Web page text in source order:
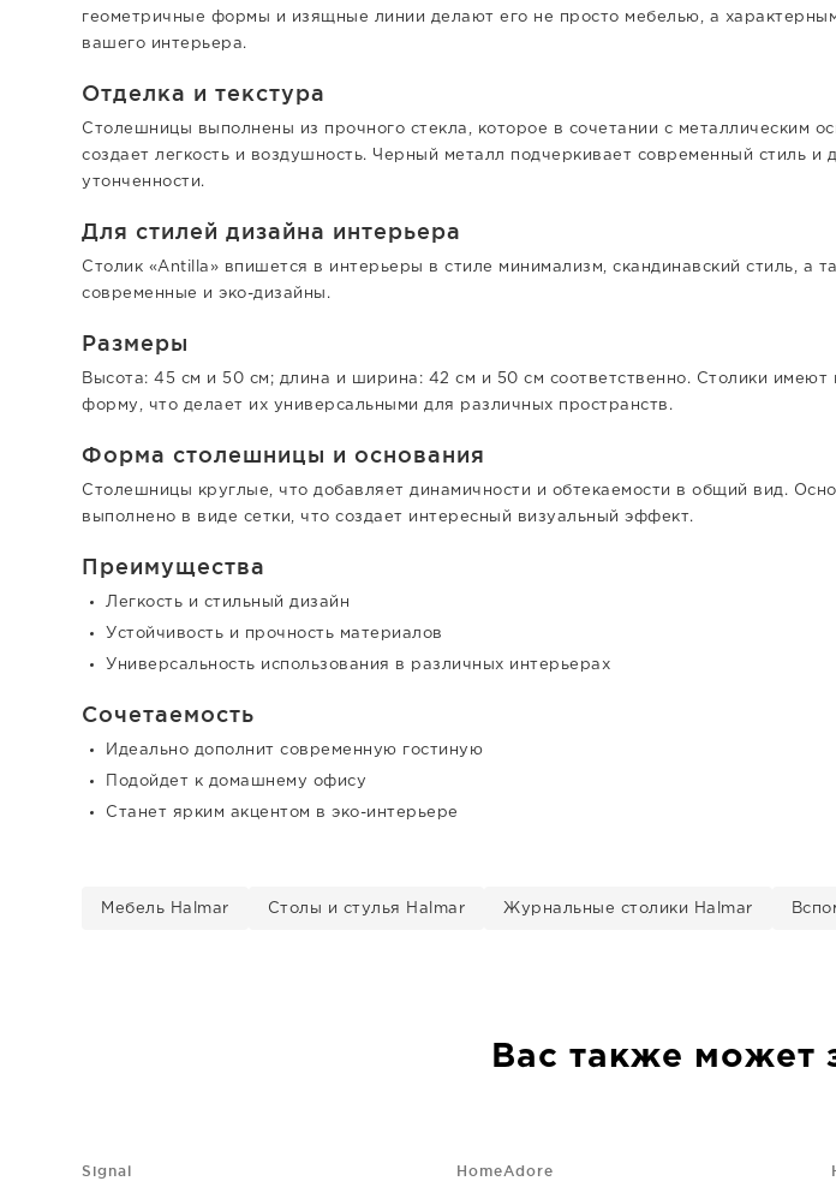
геометричные формы и изящные линии делают его не просто мебелью, а
вашего интерьера.
Отделка и текстура
Столешницы выполнены из прочного стекла, которое в сочетании с металлическим
создает легкость и воздушность. Черный металл подчеркивает современный стиль и
утонченности.
Для стилей дизайна интерьера
Столик «Antilla» впишется в интерьеры в стиле минимализм, скандинавский стиль, а
современные и эко-дизайны.
Размеры
Высота: 45 см и 50 см; длина и ширина: 42 см и 50 см соответственно. Столики имеют
форму, что делает их универсальными для различных пространств.
Форма столешницы и основания
Столешницы круглые, что добавляет динамичности и обтекаемости в общий вид.
выполнено в виде сетки, что создает интересный визуальный эффект.
Преимущества
Легкость и стильный дизайн
Устойчивость и прочность материалов
Универсальность использования в различных интерьерах
Сочетаемость
Идеально дополнит современную гостиную
Подойдет к домашнему офису
Станет ярким акцентом в эко-интерьере
Мебель Halmar Столы и стулья Halmar Журнальные столики Halmar
Вас также может
Signal HomeAdore